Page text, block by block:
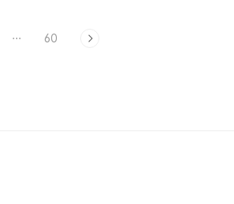
동참 바랍니다.나무아미타불성불하십시오()
··· 60